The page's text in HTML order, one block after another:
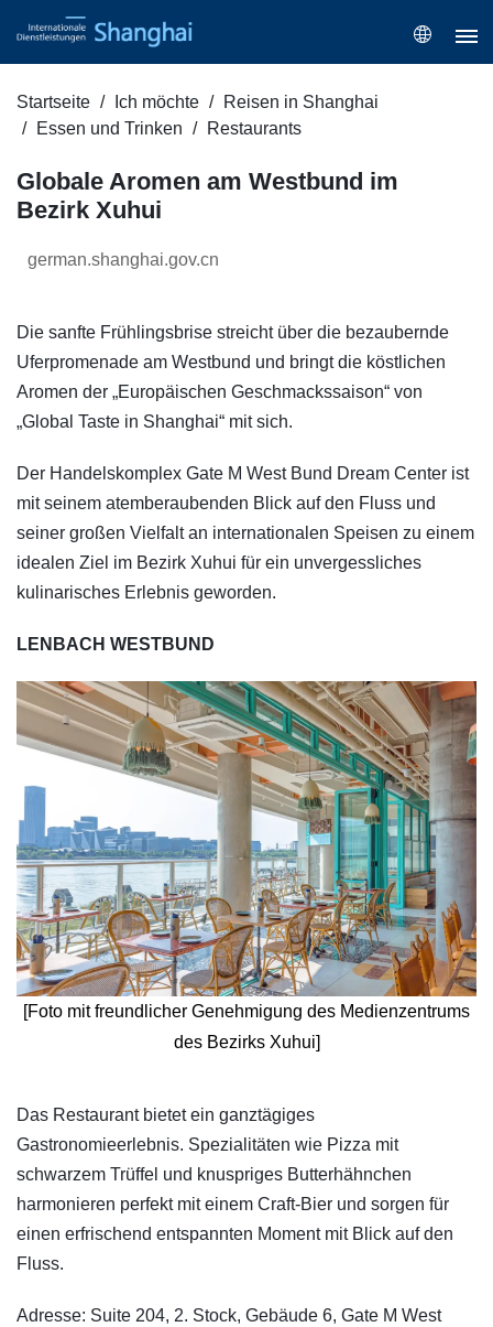
Startseite Ich möchte
Reisen in Shanghai
Essen und Trinken
Restaurants
Globale Aromen am Westbund im
Bezirk Xuhui
german.shanghai.gov.cn
Die sanfte Frühlingsbrise streicht über die bezaubernde
Uferpromenade am Westbund und bringt die köstlichen
Aromen der „Europäischen Geschmackssaison“ von
„Global Taste in Shanghai“ mit sich.
Der Handelskomplex Gate M West Bund Dream Center ist
mit seinem atemberaubenden Blick auf den Fluss und
seiner großen Vielfalt an internationalen Speisen zu einem
idealen Ziel im Bezirk Xuhui für ein unvergessliches
kulinarisches Erlebnis geworden.
LENBACH WESTBUND
[Foto mit freundlicher Genehmigung des Medienzentrums
des Bezirks Xuhui]
​Das Restaurant bietet ein ganztägiges
Gastronomieerlebnis. Spezialitäten wie Pizza mit
schwarzem Trüffel und knuspriges Butterhähnchen
harmonieren perfekt mit einem Craft-Bier und sorgen für
einen erfrischend entspannten Moment mit Blick auf den
Fluss.
Adresse: Suite 204, 2. Stock, Gebäude 6, Gate M West